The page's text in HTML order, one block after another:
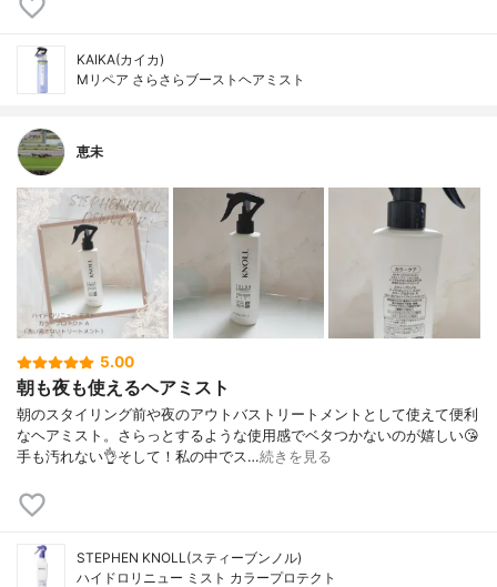
KAIKA(カイカ)
Mリペア さらさらブーストヘアミスト
恵未
5.00
朝も夜も使えるヘアミスト
朝のスタイリング前や夜のアウトバストリートメントとして使えて便利
なヘアミスト。さらっとするような使用感でベタつかないのが嬉しい😘
手も汚れない👌そして！私の中でス…続きを見る
STEPHEN KNOLL(スティーブンノル)
ハイドロリニュー ミスト カラープロテクト